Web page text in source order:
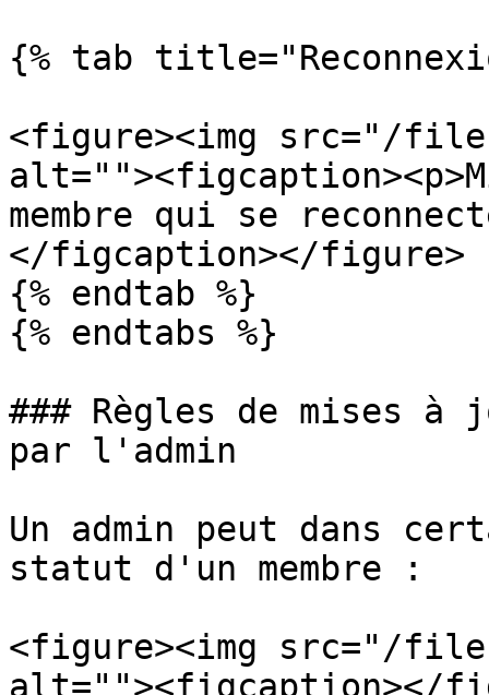
{% tab
<figure><img src="/files/
membre qui se
</figcaption></figure>
{% endtab %}
{% endtabs %}
### Règles de mises à
par l'admin
Un admin peut dans
statut d'un membre :
<figure><img src="/files/
alt=""><figcaption></